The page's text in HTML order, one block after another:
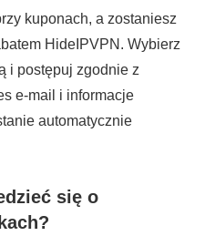
kuponach, a zostaniesz
HideIPVPN. Wybierz
i postępuj zgodnie z
e-mail i informacje
automatycznie
się o